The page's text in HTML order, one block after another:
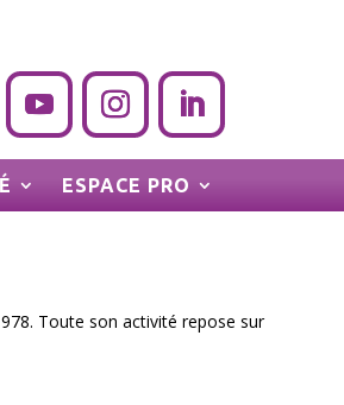
ESPACE PRO
Toute son activité repose sur